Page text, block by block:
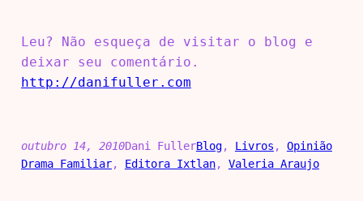
Leu? Não esqueça de visitar o blog e
deixar seu comentário.
http://danifuller.com
outubro 14, 2010Dani FullerBlog, Livros , Opinião
Drama Familiar, Editora Ixtlan, Valeria Araujo